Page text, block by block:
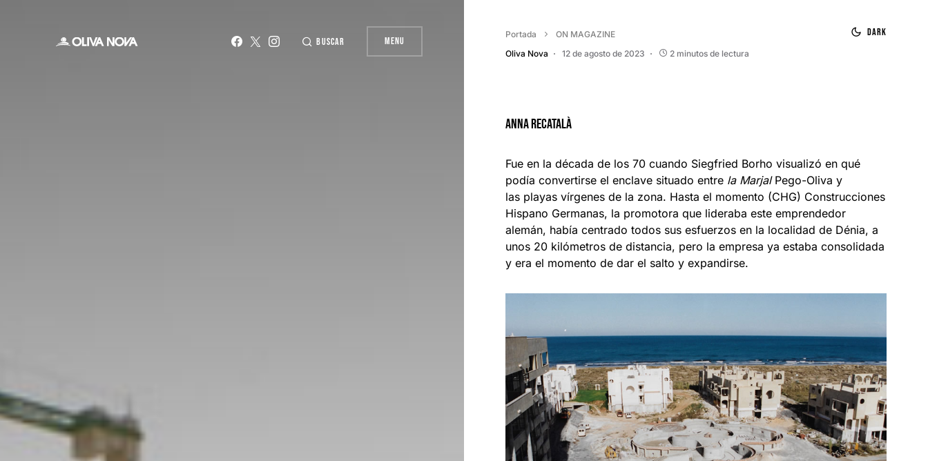
Buscar Menu
Portada
ON MAGAZINE
Oliva Nova
12 de agosto de 2023 2 minutos de lectura
Dark
Anna Recatalà
Fue en la década de los 70 cuando Siegfried Borho visualizó en qué
podía convertirse el enclave situado entre la Marjal Pego-Oliva y
las playas vírgenes de la zona. Hasta el momento (CHG) Construcciones
Hispano Germanas, la promotora que lideraba este emprendedor
alemán, había centrado todos sus esfuerzos en la localidad de Dénia, a
unos 20 kilómetros de distancia, pero la empresa ya estaba consolidada
y era el momento de dar el salto y expandirse.